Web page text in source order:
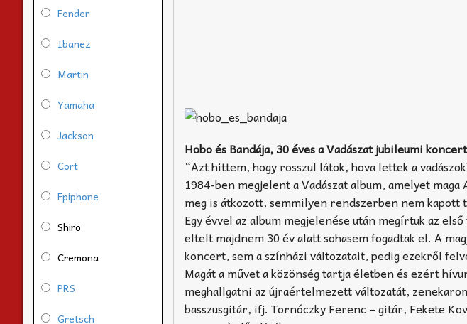
Hobo és Bandája, 30 éves a Vadászat jubileumi koncert
“Azt hittem, hogy rosszul látok, hova lettek a
1984-ben megjelent a Vadászat album, amelyet
meg is átkozott, semmilyen rendszerben nem kapott
Egy évvel az album megjelenése után megírtuk az
eltelt majdnem 30 év alatt sohasem fogadtak el. A
koncert, sem a színházi változatait, pedig ezekről
Magát a művet a közönség tartja életben és ezért
meghallgatni az újraértelmezett változatát,
basszusgitár, ifj. Tornóczky Ferenc – gitár, Fekete
Fender
Ibanez
Martin
Yamaha
Jackson
Cort
Epiphone
Shiro
Cremona
PRS
Gretsch